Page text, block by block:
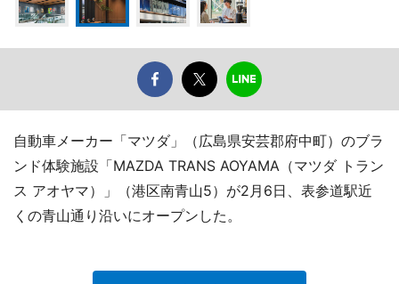
自動車メーカー「マツダ」（広島県安芸郡府中町）のブラ
ンド体験施設「MAZDA TRANS AOYAMA（マツダ トラン
ス アオヤマ）」（港区南青山5）が2月6日、表参道駅近
くの青山通り沿いにオープンした。